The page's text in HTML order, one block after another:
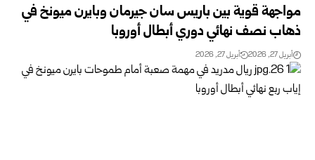
مواجهة قوية بين باريس سان جيرمان وبايرن ميونخ في
ذهاب نصف نهائي دوري أبطال أوروبا
أبريل 27, 2026 أبريل 27, 2026